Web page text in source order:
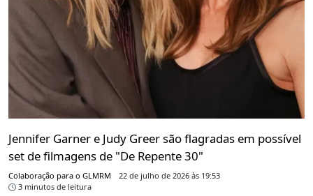
Jennifer Garner e Judy Greer são flagradas em possível
set de filmagens de "De Repente 30"
Colaboração para o GLMRM
22 de julho de 2026 às 19:53
3 minutos de leitura